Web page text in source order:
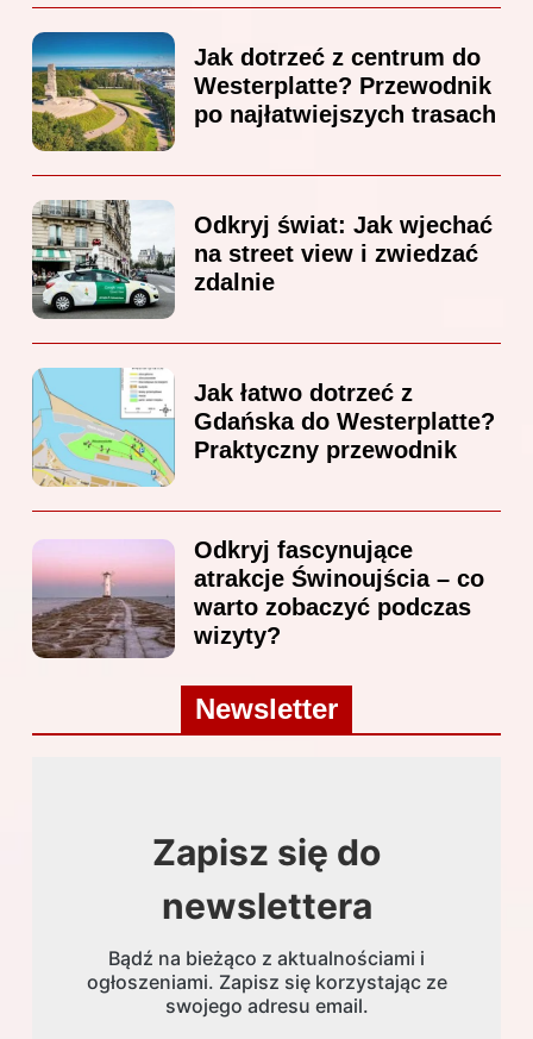
Jak dotrzeć z centrum do
Westerplatte? Przewodnik
po najłatwiejszych trasach
Odkryj świat: Jak wjechać
na street view i zwiedzać
zdalnie
Jak łatwo dotrzeć z
Gdańska do Westerplatte?
Praktyczny przewodnik
Odkryj fascynujące
atrakcje Świnoujścia – co
warto zobaczyć podczas
wizyty?
Newsletter
Zapisz się do
newslettera
Bądź na bieżąco z aktualnościami i
ogłoszeniami. Zapisz się korzystając ze
swojego adresu email.